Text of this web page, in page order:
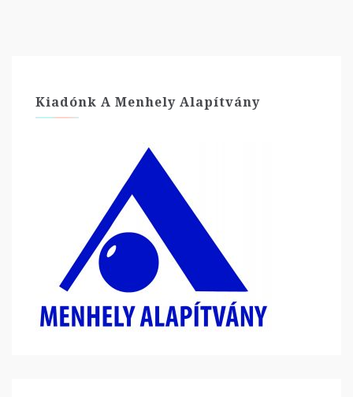
Kiadónk A Menhely Alapítvány